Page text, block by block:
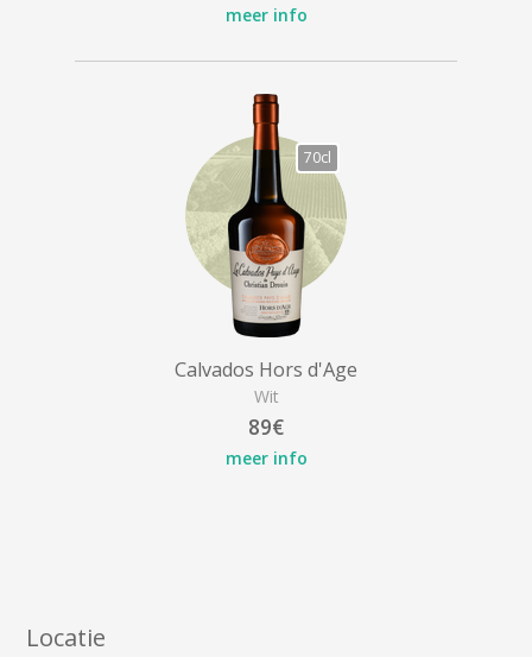
meer info
70cl
Calvados Hors d'Age
Wit
89€
meer info
Locatie